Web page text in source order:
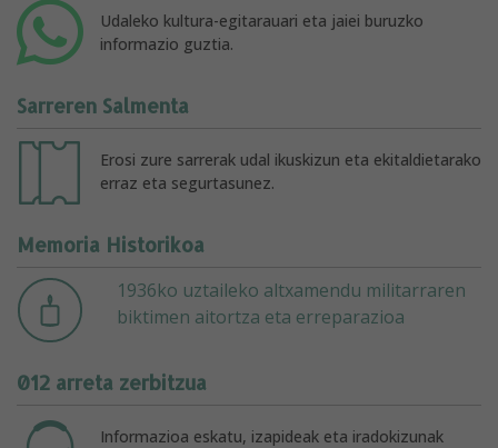
Udaleko kultura-egitarauari eta jaiei buruzko
informazio guztia.
Sarreren Salmenta
Erosi zure sarrerak udal ikuskizun eta ekitaldietarako
erraz eta segurtasunez.
Memoria Historikoa
1936ko uztaileko altxamendu militarraren
biktimen aitortza eta erreparazioa
012 arreta zerbitzua
Informazioa eskatu, izapideak eta iradokizunak